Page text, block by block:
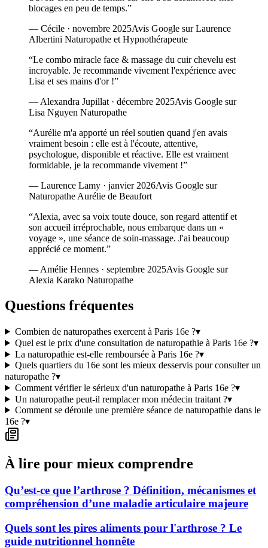
blocages en peu de temps.”
— Cécile · novembre 2025Avis Google sur Laurence
Albertini Naturopathe et Hypnothérapeute
“Le combo miracle face & massage du cuir chevelu est
incroyable. Je recommande vivement l'expérience avec
Lisa et ses mains d'or !”
— Alexandra Jupillat · décembre 2025Avis Google sur
Lisa Nguyen Naturopathe
“Aurélie m'a apporté un réel soutien quand j'en avais
vraiment besoin : elle est à l'écoute, attentive,
psychologue, disponible et réactive. Elle est vraiment
formidable, je la recommande vivement !”
— Laurence Lamy · janvier 2026Avis Google sur
Naturopathe Aurélie de Beaufort
“Alexia, avec sa voix toute douce, son regard attentif et
son accueil irréprochable, nous embarque dans un «
voyage », une séance de soin-massage. J'ai beaucoup
apprécié ce moment.”
— Amélie Hennes · septembre 2025Avis Google sur
Alexia Karako Naturopathe
Questions fréquentes
Combien de naturopathes exercent à Paris 16e ?▾
Quel est le prix d'une consultation de naturopathie à Paris 16e ?▾
La naturopathie est-elle remboursée à Paris 16e ?▾
Quels quartiers du 16e sont les mieux desservis pour consulter un
naturopathe ?▾
Comment vérifier le sérieux d'un naturopathe à Paris 16e ?▾
Un naturopathe peut-il remplacer mon médecin traitant ?▾
Comment se déroule une première séance de naturopathie dans le
16e ?▾
À lire pour mieux comprendre
Qu’est-ce que l’arthrose ? Définition, mécanismes et
compréhension d’une maladie articulaire majeure
Quels sont les pires aliments pour l'arthrose ? Le
guide nutritionnel honnête